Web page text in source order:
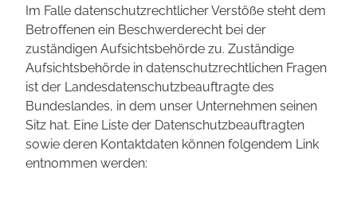
Im Falle datenschutzrechtlicher Verstöße steht dem
Betroffenen ein Beschwerderecht bei der
zuständigen Aufsichtsbehörde zu. Zuständige
Aufsichtsbehörde in datenschutzrechtlichen Fragen
ist der Landesdatenschutzbeauftragte des
Bundeslandes, in dem unser Unternehmen seinen
Sitz hat. Eine Liste der Datenschutzbeauftragten
sowie deren Kontaktdaten können folgendem Link
entnommen werden: